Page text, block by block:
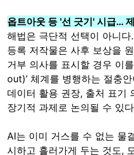
옵트아웃 등 '선 긋기' 시급…
해법은 극단적 선택이 아니
등록 저작물은 사후 보상을
거부 의사를 표시할 경우 이
out)’ 체계를 병행하는 절충
데이터 활용 권장, 출처 표기
장기적 과제로 논의될 수 있
AI는 이미 거스를 수 없는 물
시하고 흘러가게 두는 것도,